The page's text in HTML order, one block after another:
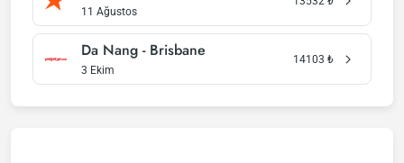
11 Ağustos
Da Nang - Brisbane
3 Ekim
14103 ₺